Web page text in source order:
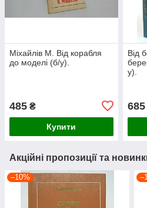
Міхайлів М. Від корабля
до моделі (б/у).
485 ₴
Купити
Від
у).
685
Акційні пропозиції та
–10%